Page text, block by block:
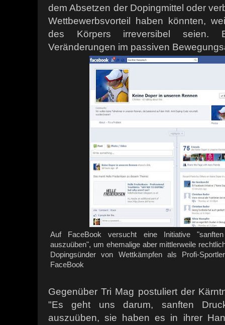
dem Absetzen der Dopingmittel oder
Wettbewerbsvorteil haben könnten,
des Körpers irreversibel seien.
Veränderungen im passiven
Auf FaceBook versucht eine Initiative
auszuüben", um ehemalige aber mittlerweile
Dopingsünder von Wettkämpfen als Profi-
FaceBook
Gegenüber Tri Mag postuliert der
"Es geht uns darum, sanften
auszuüben, sie haben es in ihrer